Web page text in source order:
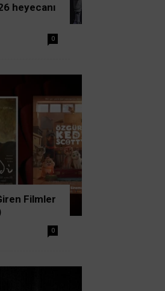
heyecanı
0
Filmler
0